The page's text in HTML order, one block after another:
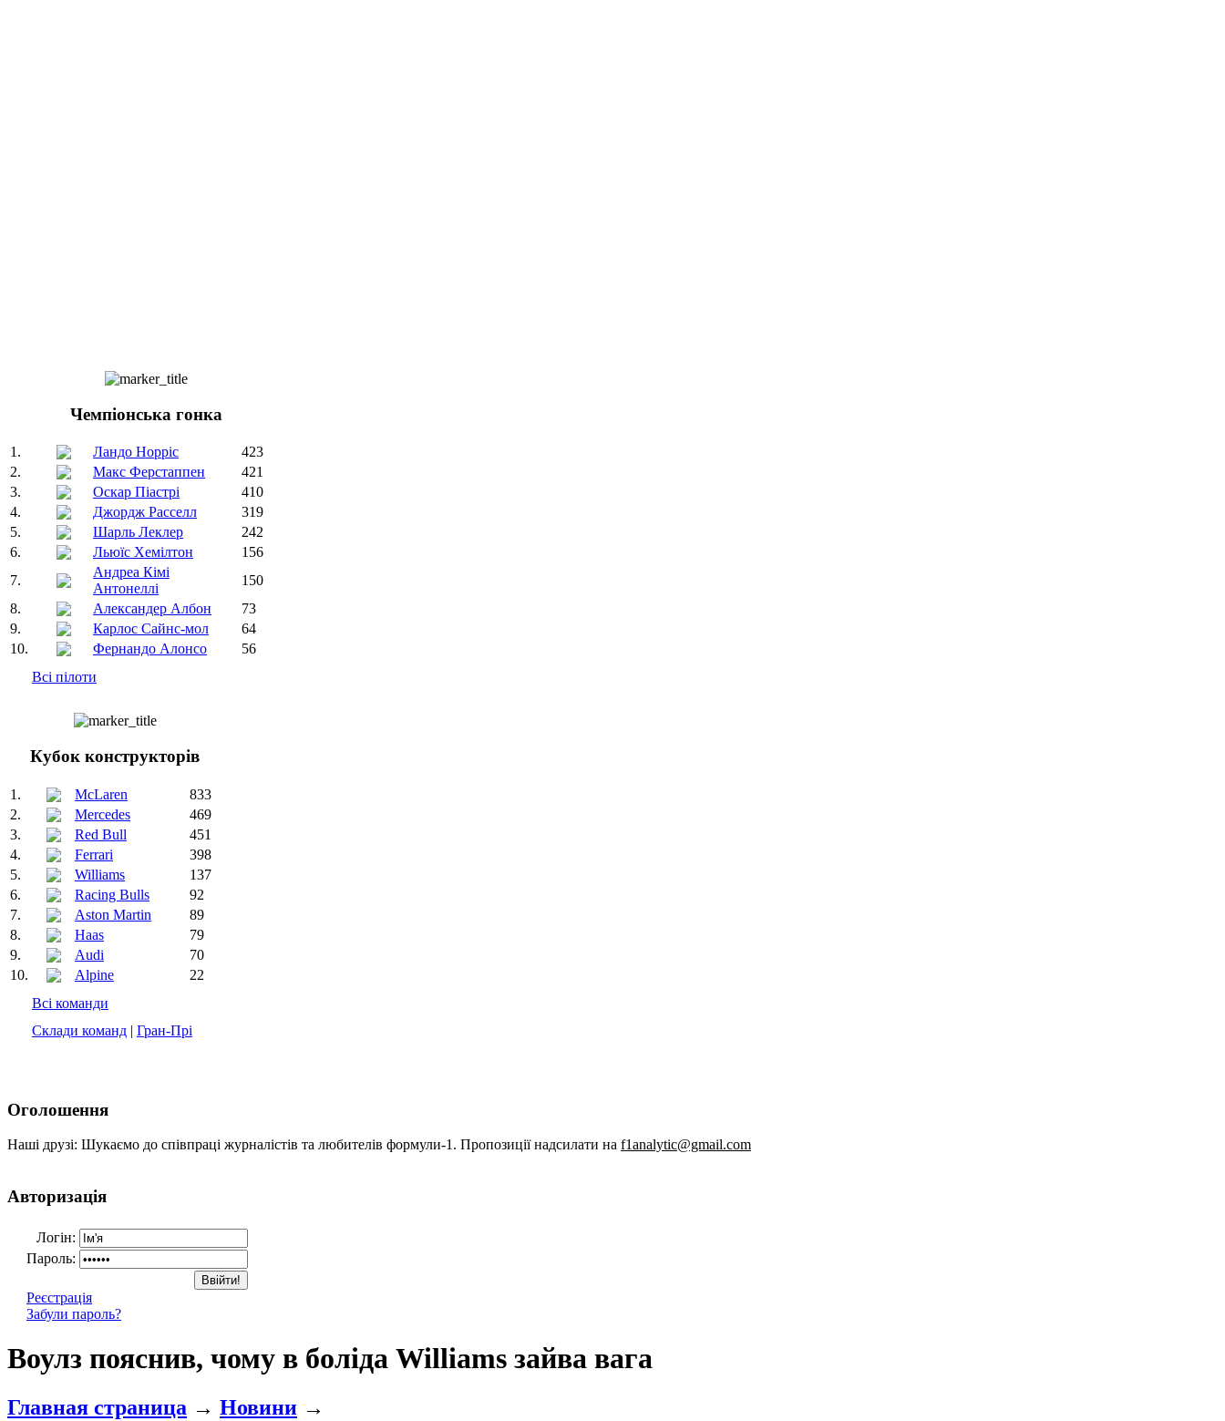
Чемпіонська гонка
1. Ландо Норріс
423
2.
Макс Ферстаппен
421
3.
Оскар Піастрі
410
4.
Джордж Расселл
319
5.
Шарль Леклер
242
6.
Льюїс Хемілтон
156
7.
Андреа Кімі
Антонеллі
150
8.
Александер Албон
73
9.
Карлос Сайнс-мол
64
10.
Фернандо Алонсо
56
Всі пілоти
Кубок конструкторів
1. McLaren
833
2.
Mercedes
469
3.
Red Bull
451
4.
Ferrari
398
5.
Williams
137
6.
Racing Bulls
92
7.
Aston Martin
89
8.
Haas
79
9.
Audi
70
10.
Alpine
22
Всі команди
Склади команд | Гран-Прі
Оголошення
Наші друзі: Шукаємо до співпраці журналістів та любителів формули-1. Пропозиції надсилати на f1analytic@gmail.com
Авторизація
Логін:
Пароль:
Реєстрація
Забули пароль?
Воулз пояснив, чому в боліда Williams зайва вага
Главная страница → Новини →